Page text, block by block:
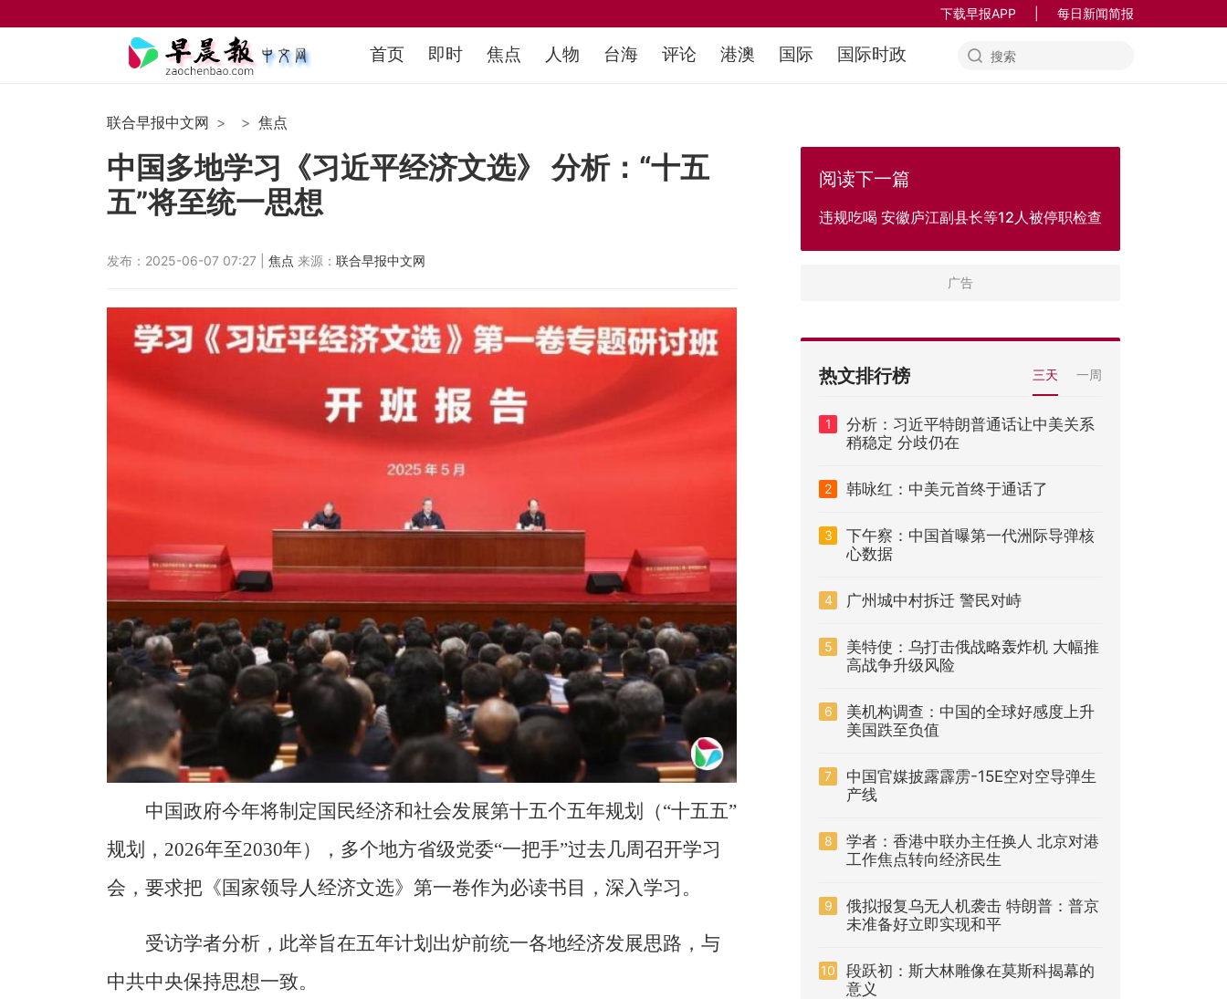
下载早报APP 每日新闻简报
首页 即时 焦点 人物 台海 评论 港澳 国际 国际时政
联合早报中文网 焦点
中国多地学习《习近平经济文选》 分析：“十五
五”将至统一思想
发布：2025-06-07 07:27 | 焦点 来源： 联合早报中文网
中国政府今年将制定国民经济和社会发展第十五个五年规划（“十五五”
规划，2026年至2030年），多个地方省级党委“一把手”过去几周召开学习
会，要求把《国家领导人经济文选》第一卷作为必读书目，深入学习。
受访学者分析，此举旨在五年计划出炉前统一各地经济发展思路，与
中共中央保持思想一致。
阅读下一篇
违规吃喝 安徽庐江副县长等12人被停职检查
热文排行榜 三天 一周
1
分析：习近平特朗普通话让中美关系
稍稳定 分歧仍在
2 韩咏红：中美元首终于通话了
3
下午察：中国首曝第一代洲际导弹核
心数据
4 广州城中村拆迁 警民对峙
5
美特使：乌打击俄战略轰炸机 大幅推
高战争升级风险
6
美机构调查：中国的全球好感度上升
美国跌至负值
7
中国官媒披露霹雳-15E空对空导弹生
产线
8
学者：香港中联办主任换人 北京对港
工作焦点转向经济民生
9
俄拟报复乌无人机袭击 特朗普：普京
未准备好立即实现和平
10
段跃初：斯大林雕像在莫斯科揭幕的
意义